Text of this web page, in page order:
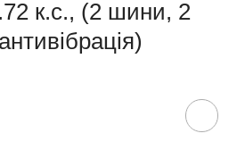
к.с., (2 шини, 2